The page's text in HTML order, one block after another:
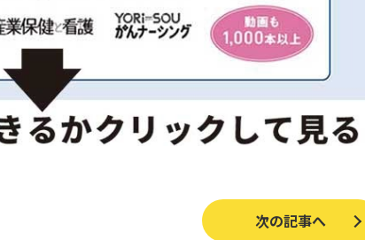
次の記事へ